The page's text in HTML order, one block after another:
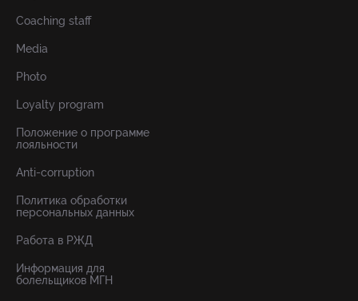
Coaching staff
Media
Photo
Loyalty program
Положение о программе
лояльности
Anti-corruption
Политика обработки
персональных данных
Работа в РЖД
Информация для
болельщиков МГН